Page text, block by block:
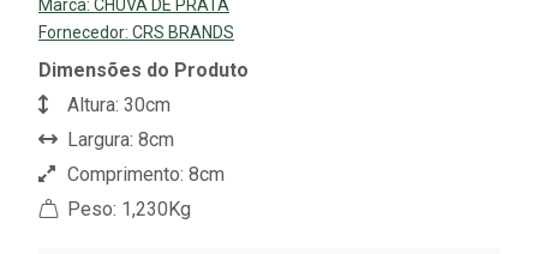
Marca: CHUVA DE PRATA
Fornecedor: CRS BRANDS
Dimensões do Produto
Altura: 30cm
Largura: 8cm
Comprimento: 8cm
Peso: 1,230Kg